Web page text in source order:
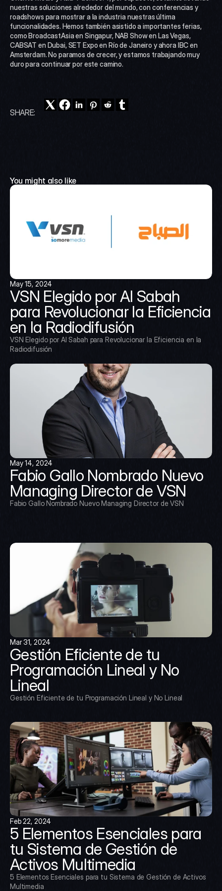
nuestras soluciones alrededor del mundo, con conferencias y
roadshows para mostrar a la industria nuestras última
funcionalidades. Hemos también asistido a importantes ferias,
como BroadcastAsia en Singapur, NAB Show en Las Vegas,
CABSAT en Dubai, SET Expo en Río de Janeiro y ahora IBC en
Amsterdam. No paramos de crecer, y estamos trabajando muy
duro para continuar por este camino.
SHARE:
You might also like
May 15, 2024
VSN Elegido por Al Sabah
para Revolucionar la Eficiencia
en la Radiodifusión
VSN Elegido por Al Sabah para Revolucionar la Eficiencia en la
Radiodifusión
May 14, 2024
Fabio Gallo Nombrado Nuevo
Managing Director de VSN
Fabio Gallo Nombrado Nuevo Managing Director de VSN
Mar 31, 2024
Gestión Eficiente de tu
Programación Lineal y No
Lineal
Gestión Eficiente de tu Programación Lineal y No Lineal
Feb 22, 2024
5 Elementos Esenciales para
tu Sistema de Gestión de
Activos Multimedia
5 Elementos Esenciales para tu Sistema de Gestión de Activos
Multimedia